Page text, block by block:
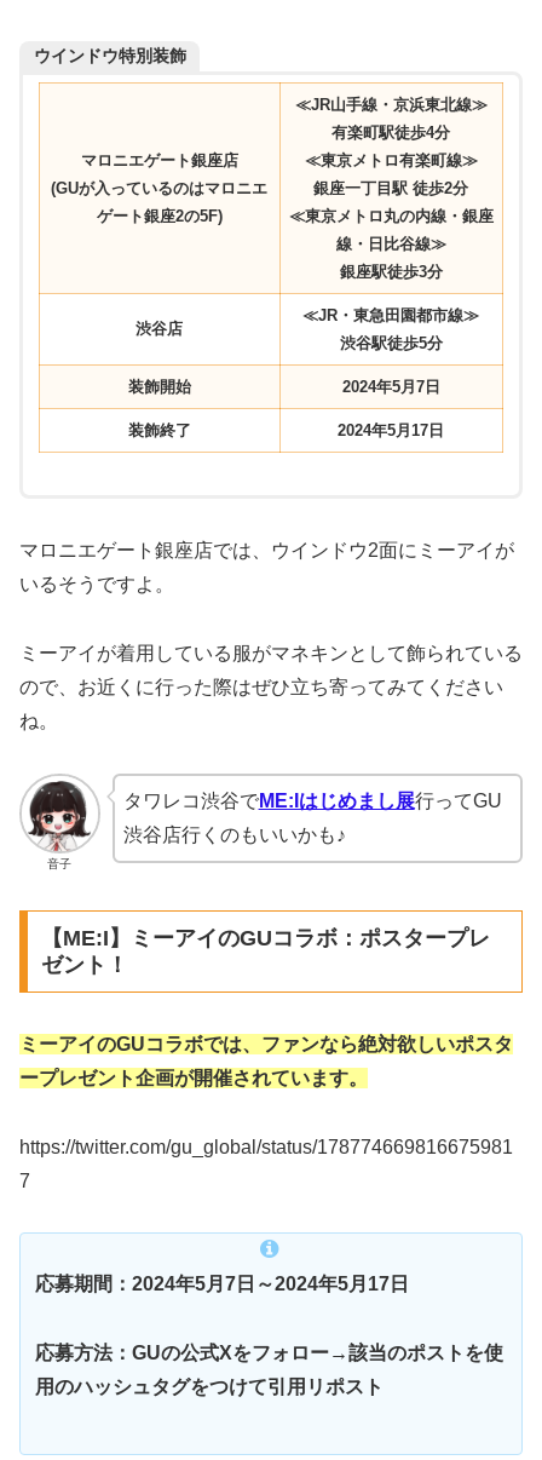
ウインドウ特別装飾
マロニエゲート銀座店
(GUが入っているのはマロニエ
ゲート銀座2の5F)
≪JR山手線・京浜東北線≫
有楽町駅徒歩4分
≪東京メトロ有楽町線≫
銀座一丁目駅 徒歩2分
≪東京メトロ丸の内線・銀座
線・日比谷線≫
銀座駅徒歩3分
渋谷店
≪JR・東急田園都市線≫
渋谷駅徒歩5分
装飾開始 2024年5月7日
装飾終了 2024年5月17日
マロニエゲート銀座店では、ウインドウ2面にミーアイが
いるそうですよ。
ミーアイが着用している服がマネキンとして飾られている
ので、お近くに行った際はぜひ立ち寄ってみてください
ね。
音子
タワレコ渋谷でME:Iはじめまし展行ってGU
渋谷店行くのもいいかも♪
【ME:I】ミーアイのGUコラボ：ポスタープレ
ゼント！
ミーアイのGUコラボでは、ファンなら絶対欲しいポスタ
ープレゼント企画が開催されています。
https://twitter.com/gu_global/status/178774669816675981
7
応募期間：2024年5月7日～2024年5月17日
応募方法：GUの公式Xをフォロー→該当のポストを使
用のハッシュタグをつけて引用リポスト